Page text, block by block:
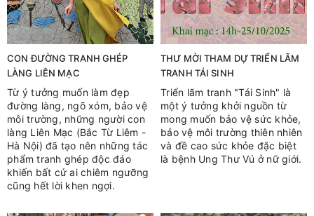
CON ĐƯỜNG TRANH GHÉP
LÀNG LIÊN MẠC
Từ ý tưởng muốn làm đẹp
đường làng, ngõ xóm, bảo vệ
môi trường, những người con
làng Liên Mạc (Bắc Từ Liêm -
Hà Nội) đã tạo nên những tác
phẩm tranh ghép độc đáo
khiến bất cứ ai chiêm ngưỡng
cũng hết lời khen ngợi.
THƯ MỜI THAM DỰ TRIỂN LÃM
TRANH TÁI SINH
Triển lãm tranh "Tái Sinh" là
một ý tưởng khởi nguồn từ
mong muốn bảo vệ sức khỏe,
bảo vệ môi trường thiên nhiên
và đề cao sức khỏe đặc biệt
là bệnh Ung Thư Vú ở nữ giới.